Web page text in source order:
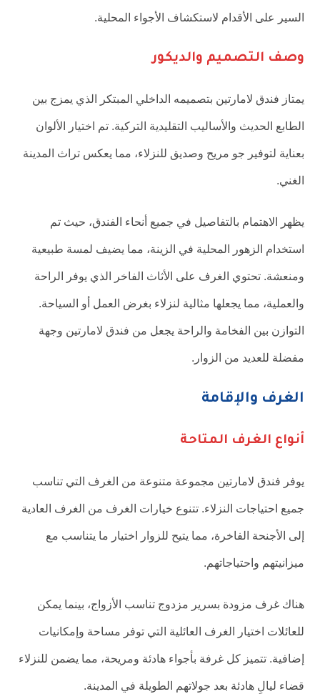
السير على الأقدام لاستكشاف الأجواء المحلية.
وصف التصميم والديكور
يمتاز فندق لامارتين بتصميمه الداخلي المبتكر الذي يمزج بين
الطابع الحديث والأساليب التقليدية التركية. تم اختيار الألوان
بعناية لتوفير جو مريح وصديق للنزلاء، مما يعكس تراث المدينة
الغني.
يظهر الاهتمام بالتفاصيل في جميع أنحاء الفندق، حيث تم
استخدام الزهور المحلية في الزينة، مما يضيف لمسة طبيعية
ومنعشة. تحتوي الغرف على الأثاث الفاخر الذي يوفر الراحة
والعملية، مما يجعلها مثالية لنزلاء بغرض العمل أو السياحة.
التوازن بين الفخامة والراحة يجعل من فندق لامارتين وجهة
مفضلة للعديد من الزوار.
الغرف والإقامة
أنواع الغرف المتاحة
يوفر فندق لامارتين مجموعة متنوعة من الغرف التي تناسب
جميع احتياجات النزلاء. تتنوع خيارات الغرف من الغرف العادية
إلى الأجنحة الفاخرة، مما يتيح للزوار اختيار ما يتناسب مع
ميزانيتهم واحتياجاتهم.
هناك غرف مزودة بسرير مزدوج تناسب الأزواج، بينما يمكن
للعائلات اختيار الغرف العائلية التي توفر مساحة وإمكانيات
إضافية. تتميز كل غرفة بأجواء هادئة ومريحة، مما يضمن للنزلاء
قضاء ليالٍ هادئة بعد جولاتهم الطويلة في المدينة.